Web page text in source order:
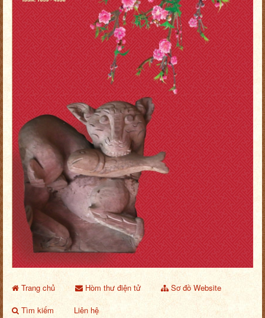
Trang chủ Hòm thư điện tử
Sơ đồ Website
Tìm kiếm
Liên hệ